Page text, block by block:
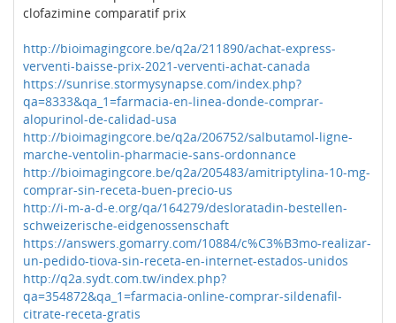
clofazimine comparatif prix
http://bioimagingcore.be/q2a/211890/achat-express-
verventi-baisse-prix-2021-verventi-achat-canada
https://sunrise.stormysynapse.com/index.php?
qa=8333&qa_1=farmacia-en-linea-donde-comprar-
alopurinol-de-calidad-usa
http://bioimagingcore.be/q2a/206752/salbutamol-ligne-
marche-ventolin-pharmacie-sans-ordonnance
http://bioimagingcore.be/q2a/205483/amitriptylina-10-mg-
comprar-sin-receta-buen-precio-us
http://i-m-a-d-e.org/qa/164279/desloratadin-bestellen-
schweizerische-eidgenossenschaft
https://answers.gomarry.com/10884/c%C3%B3mo-realizar-
un-pedido-tiova-sin-receta-en-internet-estados-unidos
http://q2a.sydt.com.tw/index.php?
qa=354872&qa_1=farmacia-online-comprar-sildenafil-
citrate-receta-gratis